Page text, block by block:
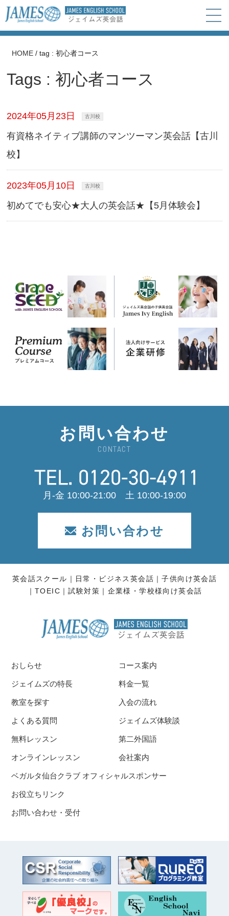
HOME /tag : 初心者コース
Tags : 初心者コース
2024年05月23日 古川校
有資格ネイティブ講師のマンツーマン英会話【古川
校】
2023年05月10日 古川校
初めてでも安心★大人の英会話★【5月体験会】
お問い合わせ
CONTACT
月-金 10:00-21:00 土 10:00-19:00
お問い合わせ
英会話スクール 日常・ビジネス英会話
子供向け英会話
TOEIC
試験対策 企業様・学校様向け英会話
おしらせ
ジェイムズの特長
教室を探す
コース案内
料金一覧
入会の流れ
よくある質問
無料レッスン
オンラインレッスン
ジェイムズ体験談
第二外国語
会社案内
ベガルタ仙台クラブ オフィシャルスポンサー
お役立ちリンク
お問い合わせ・受付